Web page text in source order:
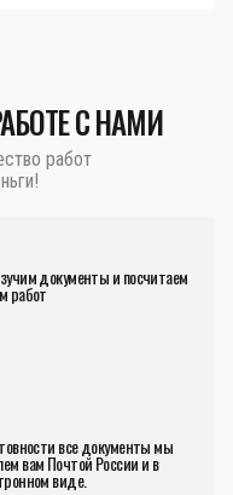
С НАМИ
работ
документы и посчитаем
работ
все документы мы
вам Почтой России и в
виде.